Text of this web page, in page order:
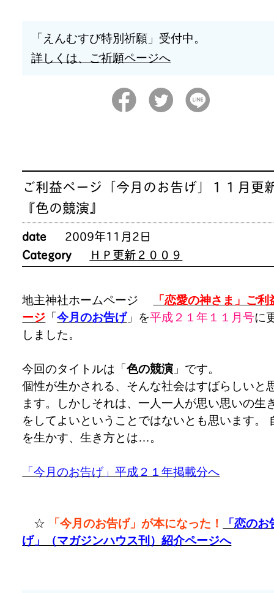
「えんむすび特別祈願」受付中。
詳しくは、ご祈願ページへ
ご利益ページ「今月のお告げ」１１月更
『色の競演』
date
2009年11月2日
Category
ＨＰ更新２００９
地主神社ホームページ
「恋愛の神さま」ご利
ージ 「今月のお告げ」を平成２１年１１ 月号に
しました。
今回のタイトルは「色の競演 」 です。
個性が生かされる、そんな社会はすばらしいと
ます。しかしそれは、一人一人が思い思いの生
をしてよいということではないとも思います。
を生かす、生き方とは…。
「今月のお告げ」平成２１年掲載分へ
☆ 「今月のお告げ」が本になった！
「恋のお
げ」（マガジンハウス刊）紹介ページへ